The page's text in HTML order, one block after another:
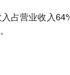
占营业收入